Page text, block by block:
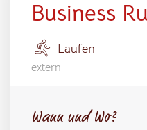
Business
Laufen
extern
Wann und Wo?